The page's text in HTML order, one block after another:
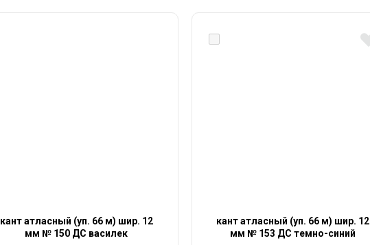
кант атласный (уп. 66 м) шир. 12
мм № 150 ДС василек
кант атласный (уп. 66 м) шир. 12
мм № 153 ДС темно-синий